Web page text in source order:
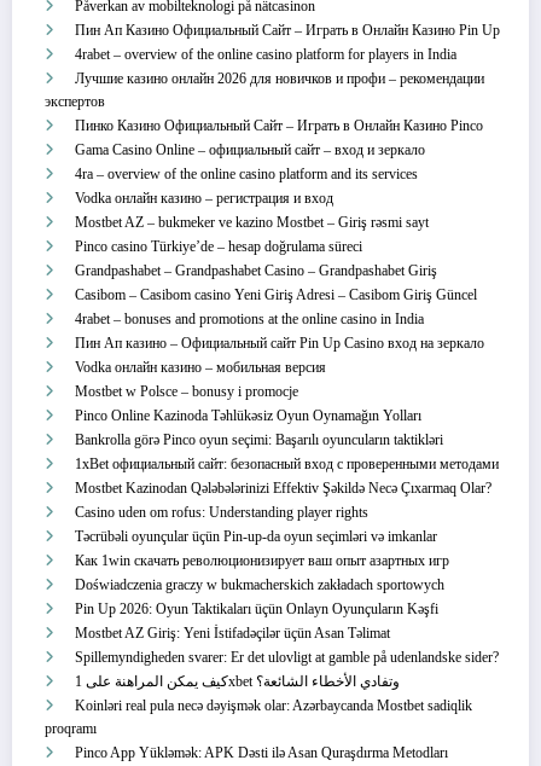
Påverkan av mobilteknologi på nätcasinon
Пин Ап Казино Официальный Сайт – Играть в Онлайн Казино Pin Up
4rabet – overview of the online casino platform for players in India
Лучшие казино онлайн 2026 для новичков и профи – рекомендации
экспертов
Пинко Казино Официальный Сайт – Играть в Онлайн Казино Pinco
Gama Casino Online – официальный сайт – вход и зеркало
4ra – overview of the online casino platform and its services
Vodka онлайн казино – регистрация и вход
Mostbet AZ – bukmeker ve kazino Mostbet – Giriş rəsmi sayt
Pinco casino Türkiye’de – hesap doğrulama süreci
Grandpashabet – Grandpashabet Casino – Grandpashabet Giriş
Casibom – Casibom casino Yeni Giriş Adresi – Casibom Giriş Güncel
4rabet – bonuses and promotions at the online casino in India
Пин Ап казино – Официальный сайт Pin Up Casino вход на зеркало
Vodka онлайн казино – мобильная версия
Mostbet w Polsce – bonusy i promocje
Pinco Online Kazinoda Təhlükəsiz Oyun Oynamağın Yolları
Bankrolla görə Pinco oyun seçimi: Başarılı oyuncuların taktikləri
1xBet официальный сайт: безопасный вход с проверенными методами
Mostbet Kazinodan Qələbələrinizi Effektiv Şəkildə Necə Çıxarmaq Olar?
Casino uden om rofus: Understanding player rights
Təcrübəli oyunçular üçün Pin-up-da oyun seçimləri və imkanlar
Как 1win скачать революционизирует ваш опыт азартных игр
Doświadczenia graczy w bukmacherskich zakładach sportowych
Pin Up 2026: Oyun Taktikaları üçün Onlayn Oyunçuların Kəşfi
Mostbet AZ Giriş: Yeni İstifadəçilər üçün Asan Təlimat
Spillemyndigheden svarer: Er det ulovligt at gamble på udenlandske sider?
كيف يمكن المراهنة على 1xbet وتفادي الأخطاء الشائعة؟
Koinləri real pula necə dəyişmək olar: Azərbaycanda Mostbet sadiqlik
proqramı
Pinco App Yükləmək: APK Dəsti ilə Asan Quraşdırma Metodları